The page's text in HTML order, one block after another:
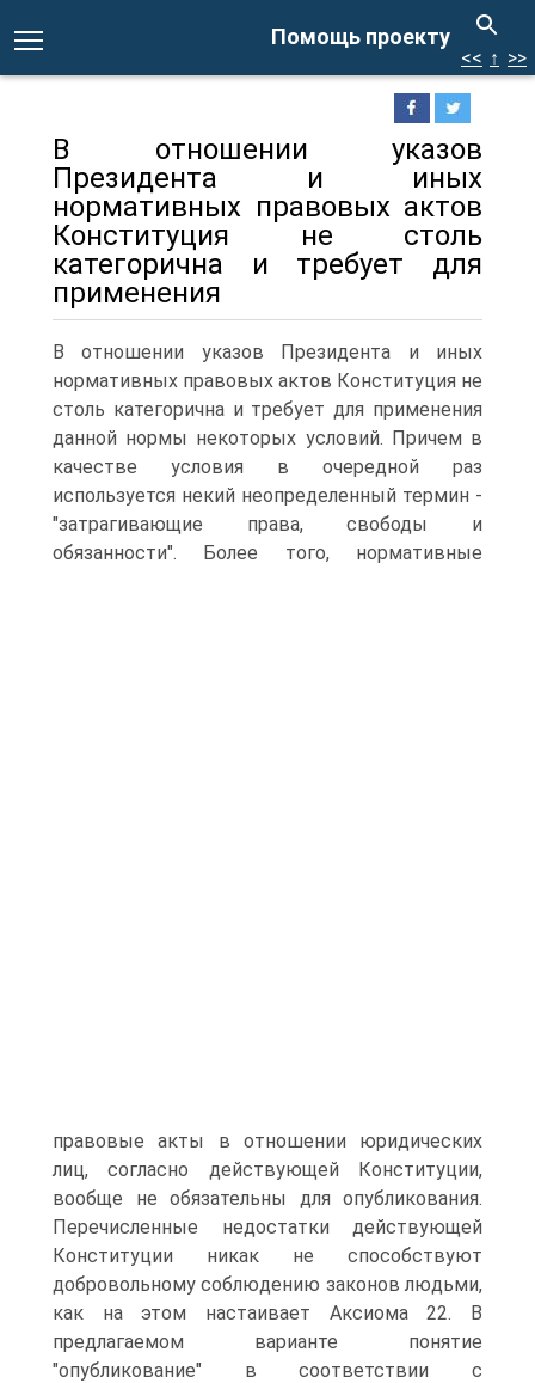
Помощь проекту
<< ↑ >>
В отношении указов
Президента и иных
нормативных правовых актов
Конституция не столь
категорична и требует для
применения
В отношении указов Президента и иных
нормативных правовых актов Конституция не
столь категорична и требует для применения
данной нормы некоторых условий. Причем в
качестве условия в очередной раз
используется некий неопределенный термин -
"затрагивающие права, свободы и
обязанности". Более того, нормативные
правовые акты в отношении юридических
лиц, согласно действующей Конституции,
вообще не обязательны для опубликования.
Перечисленные недостатки действующей
Конституции никак не способствуют
добровольному соблюдению законов людьми,
как на этом настаивает Аксиома 22. В
предлагаемом варианте понятие
"опубликование" в соответствии с